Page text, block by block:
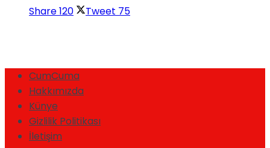
Share120 Tweet 75
CumCuma
Hakkımızda
Künye
Gizlilik Politikası
İletişim